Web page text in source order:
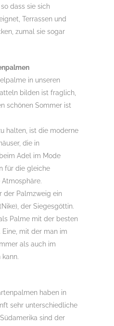
dass sie sich
Terrassen und
zumal sie sogar
in unseren
bilden ist fraglich,
schönen Sommer ist
halten, ist die moderne
die in
Adel im Mode
für die gleiche
der Palmzweig ein
der Siegesgöttin.
Palme mit der besten
mit der man im
als auch im
haben in
sehr unterschiedliche
sind der